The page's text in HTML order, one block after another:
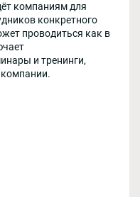
компаниям для
конкретного
проводиться как в
и тренинги,